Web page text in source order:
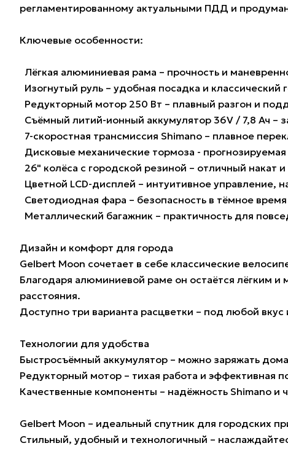
регламентированному актуальными ПДД и
Ключевые особенности:
Лёгкая алюминиевая рама – прочность и
Изогнутый руль – удобная посадка и классический
Редукторный мотор 250 Вт – плавный разгон и
Съёмный литий-ионный аккумулятор 36V / 7,8 Ач –
7-скоростная трансмиссия Shimano – плавное
Дисковые механические тормоза - прогнозируемая
26" колёса с городской резиной – отличный накат
Цветной LCD-дисплей – интуитивное управление,
Светодиодная фара – безопасность в тёмное время
Металлический багажник – практичность для
Дизайн и комфорт для города
Gelbert Moon сочетает в себе классические
Благодаря алюминиевой раме он остаётся лёгким
расстояния.
Доступно три варианта расцветки – под любой вкус
Технологии для удобства
Быстросъёмный аккумулятор – можно заряжать
Редукторный мотор – тихая работа и эффективная
Качественные компоненты – надёжность Shimano и
Gelbert Moon – идеальный спутник для городских
Стильный, удобный и технологичный –